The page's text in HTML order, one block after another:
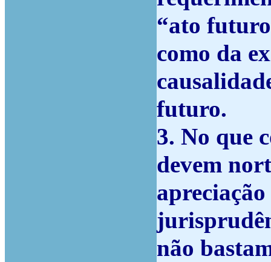
“ato
como da
futuro.
3. No que
devem
não